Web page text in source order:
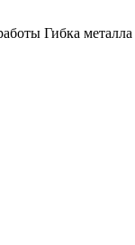
Гибка металла